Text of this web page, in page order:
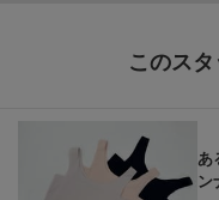
このス
あ
ン